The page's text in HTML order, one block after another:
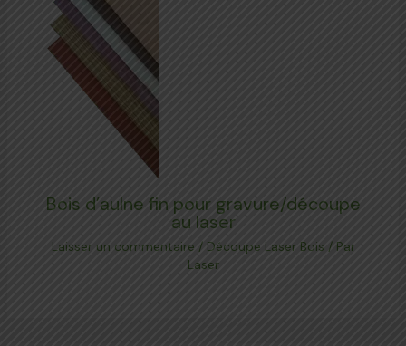
Bois d’aulne fin pour gravure/découpe
au laser
Laisser un commentaire / Découpe Laser Bois / Par
Laser